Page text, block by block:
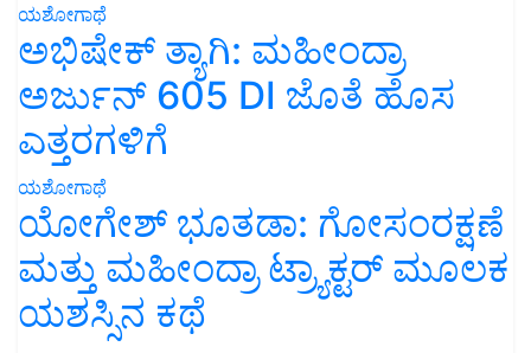
ಯಶೋಗಾಥೆ
ಅಭಿಷೇಕ್ ತ್ಯಾಗಿ: ಮಹೀಂದ್ರಾ
ಅರ್ಜುನ್ 605 DI ಜೊತೆ ಹೊಸ
ಎತ್ತರಗಳಿಗೆ
ಯಶೋಗಾಥೆ
ಯೋಗೇಶ್ ಭೂತಡಾ: ಗೋಸಂರಕ್ಷಣೆ
ಮತ್ತು ಮಹೀಂದ್ರಾ ಟ್ರ್ಯಾಕ್ಟರ್ ಮೂಲಕ
ಯಶಸ್ಸಿನ ಕಥೆ